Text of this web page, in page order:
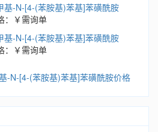
基-N-[4-(苯胺基)苯基]苯磺酰胺
：￥需询单
基-N-[4-(苯胺基)苯基]苯磺酰胺
：￥需询单
-N-[4-(苯胺基)苯基]苯磺酰胺价格